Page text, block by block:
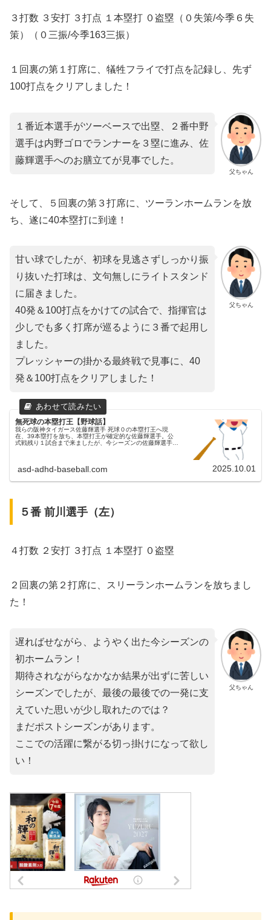
３打数 ３安打 ３打点 １本塁打 ０盗塁（０失策/今季６失
策）（０三振/今季163三振）
１回裏の第１打席に、犠牲フライで打点を記録し、先ず
100打点をクリアしました！
父ちゃん
１番近本選手がツーベースで出塁、２番中野
選手は内野ゴロでランナーを３塁に進み、佐
藤輝選手へのお膳立てが見事でした。
そして、５回裏の第３打席に、ツーランホームランを放
ち、遂に40本塁打に到達！
父ちゃん
甘い球でしたが、初球を見逃さずしっかり振
り抜いた打球は、文句無しにライトスタンド
に届きました。
40発＆100打点をかけての試合で、指揮官は
少しでも多く打席が巡るように３番で起用し
ました。
プレッシャーの掛かる最終戦で見事に、40
発＆100打点をクリアしました！
無死球の本塁打王【野球話】
我らの阪神タイガース佐藤輝選手 死球０の本塁打王へ現
在、39本塁打を放ち、本塁打王が確定的な佐藤輝選手。公
式戦残り１試合まで来ましたが、今シーズンの佐藤輝選手は
asd-adhd-baseball.com 2025.10.01
５番 前川選手（左）
４打数 ２安打 ３打点 １本塁打 ０盗塁
２回裏の第２打席に、スリーランホームランを放ちまし
た！
父ちゃん
遅ればせながら、ようやく出た今シーズンの
初ホームラン！
期待されながらなかなか結果が出ずに苦しい
シーズンでしたが、最後の最後での一発に支
えていた思いが少し取れたのでは？
まだポストシーズンがあります。
ここでの活躍に繋がる切っ掛けになって欲し
い！